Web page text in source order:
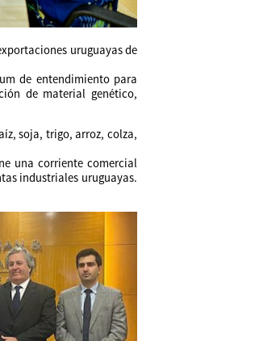
uruguayas de
de entendimiento para
de material genético,
soja, trigo, arroz, colza,
una corriente comercial
industriales uruguayas.